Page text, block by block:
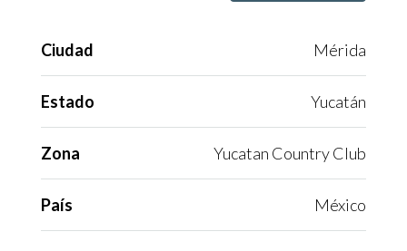
Ciudad Mérida
Estado Yucatán
Zona Yucatan Country Club
País México